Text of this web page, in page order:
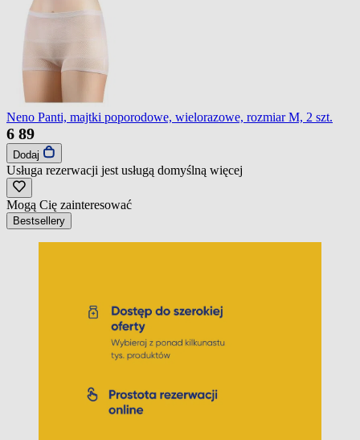
Neno Panti, majtki poporodowe, wielorazowe, rozmiar M, 2 szt.
6 89
Dodaj
Usługa rezerwacji jest usługą domyślną więcej
Mogą Cię zainteresować
Bestsellery